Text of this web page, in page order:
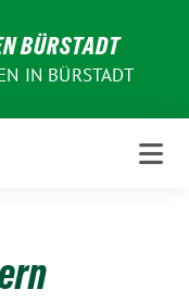
BÜRSTADT
IN BÜRSTADT